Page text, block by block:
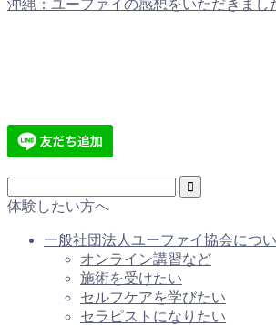
沖縄：ユーファイの感想をいただきまし
体験したい方へ
一般社団法人ユーファイ協会につ
オンライン講習など
施術を受けたい
セルフケアを学びたい
セラピストになりたい